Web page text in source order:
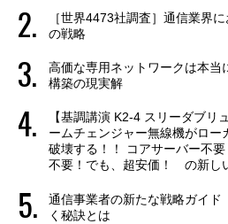
［世界4473社調査］通信業界
の戦略
高価な専用ネットワークは本当
構築の現実解
【基調講演 K2-4 スリーダブリ
ームチェンジャー無線機がロー
破壊する！！ コアサーバー不
不要！でも、超安価！ の新し
通信事業者の新たな戦略ガイ
く秘訣とは